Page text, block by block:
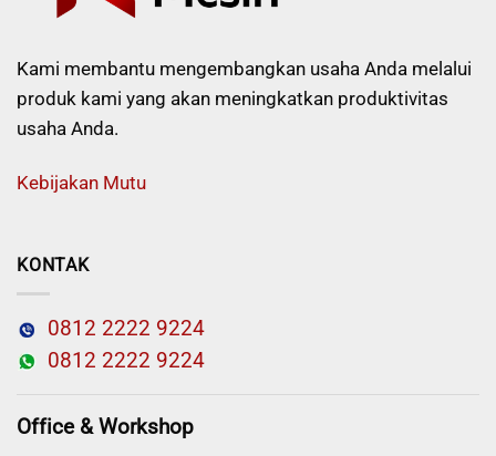
Kami membantu mengembangkan usaha Anda melalui
produk kami yang akan meningkatkan produktivitas
usaha Anda.
Kebijakan Mutu
KONTAK
0812 2222 9224
0812 2222 9224
Office & Workshop